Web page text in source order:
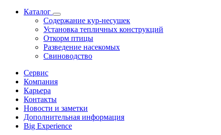
Каталог
Содержание кур-несушек
Установка тепличных конструкций
Откорм птицы
Разведение насекомых
Свиноводство
Сервис
Компания
Карьера
Контакты
Новости и заметки
Дополнительная информация
Big Experience